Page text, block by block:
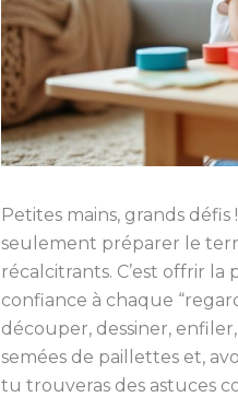
Petites mains, grands
seulement préparer le
récalcitrants. C’est offrir
confiance à chaque
découper, dessiner,
semées de paillettes et,
tu trouveras des astuces